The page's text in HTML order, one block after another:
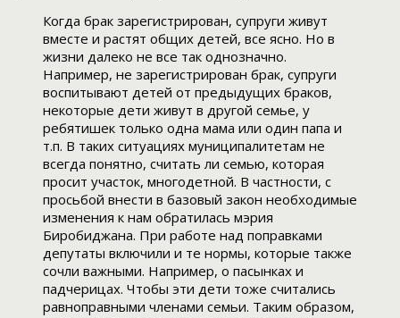
Когда брак зарегистрирован, супруги живут
вместе и растят общих детей, все ясно. Но в
жизни далеко не все так однозначно.
Например, не зарегистрирован брак, супруги
воспитывают детей от предыдущих браков,
некоторые дети живут в другой семье, у
ребятишек только одна мама или один папа и
т.п. В таких ситуациях муниципалитетам не
всегда понятно, считать ли семью, которая
просит участок, многодетной. В частности, с
просьбой внести в базовый закон необходимые
изменения к нам обратилась мэрия
Биробиджана. При работе над поправками
депутаты включили и те нормы, которые также
сочли важными. Например, о пасынках и
падчерицах. Чтобы эти дети тоже считались
равноправными членами семьи. Таким образом,